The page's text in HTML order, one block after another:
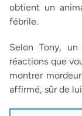
obtient un
fébrile.
Selon Tony,
réactions que
montrer
affirmé, sûr de